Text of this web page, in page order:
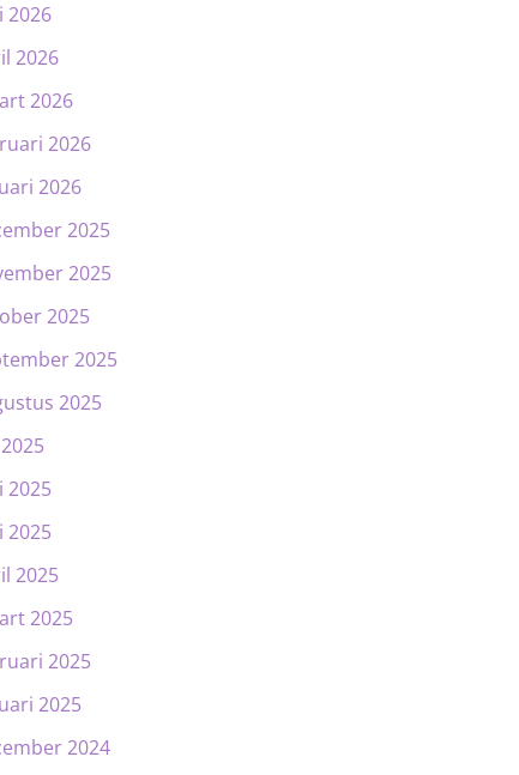
2026
2026
2026
2026
2026
2025
2025
2025
2025
2025
2025
2025
2025
2025
2025
2025
2024